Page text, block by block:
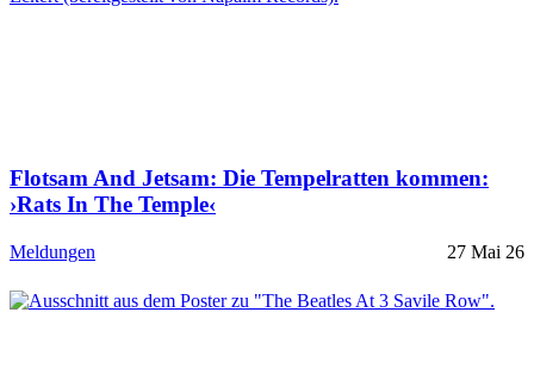
Flotsam And Jetsam: Die Tempelratten kommen:
›Rats In The Temple‹
Meldungen 27 Mai 26